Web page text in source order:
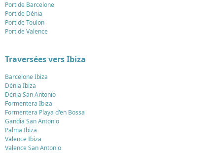
Port de Barcelone
Port de Dénia
Port de Toulon
Port de Valence
Traversées vers Ibiza
Barcelone Ibiza
Dénia Ibiza
Dénia San Antonio
Formentera Ibiza
Formentera Playa d'en Bossa
Gandia San Antonio
Palma Ibiza
Valence Ibiza
Valence San Antonio